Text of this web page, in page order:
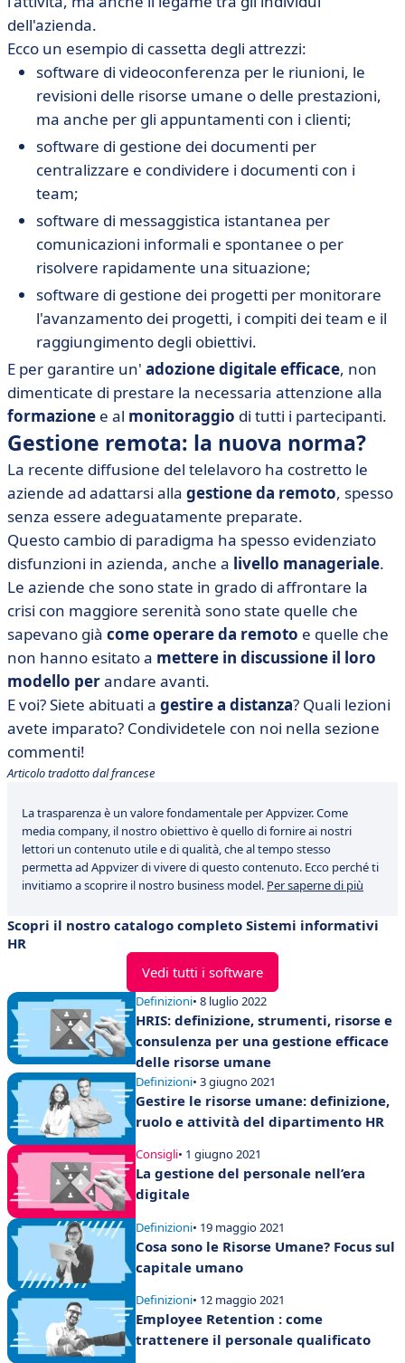
dell'azienda.
Ecco un esempio di cassetta degli attrezzi:
software di videoconferenza per le riunioni, le
revisioni delle risorse umane o delle prestazioni,
ma anche per gli appuntamenti con i clienti;
software di gestione dei documenti per
centralizzare e condividere i documenti con i
team;
software di messaggistica istantanea per
comunicazioni informali e spontanee o per
risolvere rapidamente una situazione;
software di gestione dei progetti per monitorare
l'avanzamento dei progetti, i compiti dei team e il
raggiungimento degli obiettivi.
E per garantire un' adozione digitale efficace, non
dimenticate di prestare la necessaria attenzione alla
formazione e al monitoraggio di tutti i partecipanti.
Gestione remota: la nuova norma?
La recente diffusione del telelavoro ha costretto le
aziende ad adattarsi alla gestione da remoto, spesso
senza essere adeguatamente preparate.
Questo cambio di paradigma ha spesso evidenziato
disfunzioni in azienda, anche a livello manageriale.
Le aziende che sono state in grado di affrontare la
crisi con maggiore serenità sono state quelle che
sapevano già come operare da remoto e quelle che
non hanno esitato a mettere in discussione il loro
modello perandare avanti.
E voi? Siete abituati a gestire a distanza? Quali lezioni
avete imparato? Condividetele con noi nella sezione
commenti!
Articolo tradotto dal francese
La trasparenza è un valore fondamentale per Appvizer. Come
media company, il nostro obiettivo è quello di fornire ai nostri
lettori un contenuto utile e di qualità, che al tempo stesso
permetta ad Appvizer di vivere di questo contenuto. Ecco perché ti
invitiamo a scoprire il nostro business model. Per saperne di più
Scopri il nostro catalogo completo Sistemi informativi
HR
Vedi tutti i software
Definizioni• 8 luglio 2022
HRIS: definizione, strumenti, risorse e
consulenza per una gestione efficace
delle risorse umane
Definizioni• 3 giugno 2021
Gestire le risorse umane: definizione,
ruolo e attività del dipartimento HR
Consigli• 1 giugno 2021
La gestione del personale nell’era
digitale
Definizioni• 19 maggio 2021
Cosa sono le Risorse Umane? Focus sul
capitale umano
Definizioni• 12 maggio 2021
Employee Retention : come
trattenere il personale qualificato